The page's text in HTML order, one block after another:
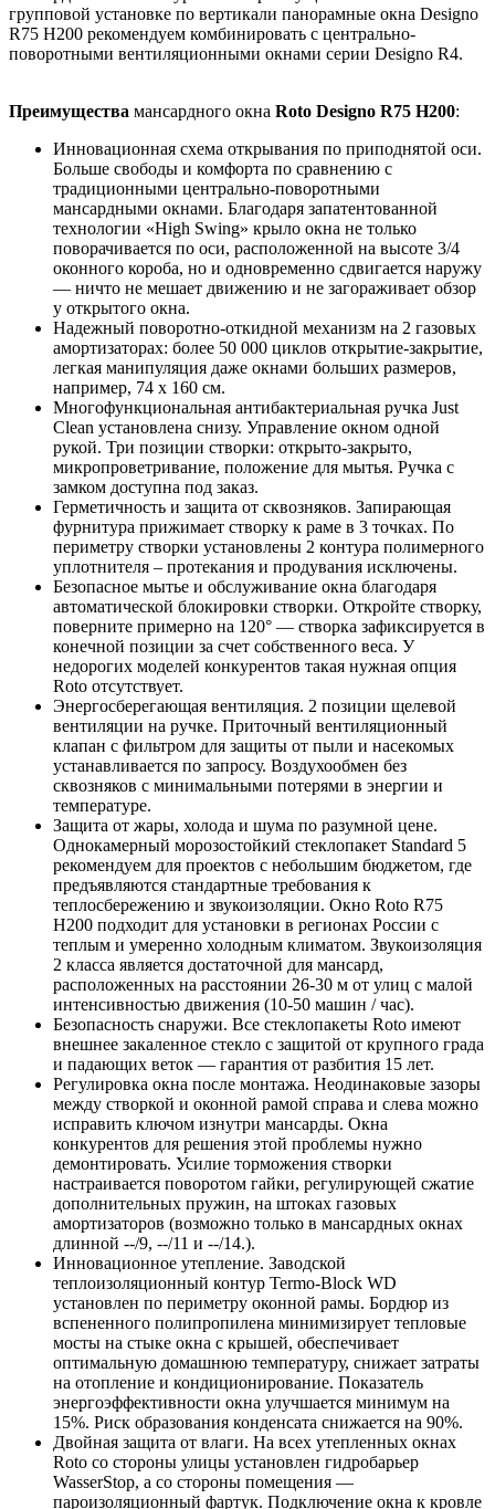
групповой установке по вертикали панорамные окна Designo
R75 H200 рекомендуем комбинировать с центрально-
поворотными вентиляционными окнами серии Designo R4.
Преимущества мансардного окна Roto Designo R75 H200:
Инновационная схема открывания по приподнятой оси.
Больше свободы и комфорта по сравнению с
традиционными центрально-поворотными
мансардными окнами. Благодаря запатентованной
технологии «High Swing» крыло окна не только
поворачивается по оси, расположенной на высоте 3/4
оконного короба, но и одновременно сдвигается наружу
— ничто не мешает движению и не загораживает обзор
у открытого окна.
Надежный поворотно-откидной механизм на 2 газовых
амортизаторах: более 50 000 циклов открытие-закрытие,
легкая манипуляция даже окнами больших размеров,
например, 74 х 160 см.
Многофункциональная антибактериальная ручка Just
Clean установлена снизу. Управление окном одной
рукой. Три позиции створки: открыто-закрыто,
микропроветривание, положение для мытья. Ручка с
замком доступна под заказ.
Герметичность и защита от сквозняков. Запирающая
фурнитура прижимает створку к раме в 3 точках. По
периметру створки установлены 2 контура полимерного
уплотнителя – протекания и продувания исключены.
Безопасное мытье и обслуживание окна благодаря
автоматической блокировки створки. Откройте створку,
поверните примерно на 120° — створка зафиксируется в
конечной позиции за счет собственного веса. У
недорогих моделей конкурентов такая нужная опция
Roto отсутствует.
Энергосберегающая вентиляция. 2 позиции щелевой
вентиляции на ручке. Приточный вентиляционный
клапан с фильтром для защиты от пыли и насекомых
устанавливается по запросу. Воздухообмен без
сквозняков с минимальными потерями в энергии и
температуре.
Защита от жары, холода и шума по разумной цене.
Однокамерный морозостойкий стеклопакет Standard 5
рекомендуем для проектов с небольшим бюджетом, где
предъявляются стандартные требования к
теплосбережению и звукоизоляции. Окно Roto R75
H200 подходит для установки в регионах России с
теплым и умеренно холодным климатом. Звукоизоляция
2 класса является достаточной для мансард,
расположенных на расстоянии 26-30 м от улиц с малой
интенсивностью движения (10-50 машин / час).
Безопасность снаружи. Все стеклопакеты Roto имеют
внешнее закаленное стекло с защитой от крупного града
и падающих веток — гарантия от разбития 15 лет.
Регулировка окна после монтажа. Неодинаковые зазоры
между створкой и оконной рамой справа и слева можно
исправить ключом изнутри мансарды. Окна
конкурентов для решения этой проблемы нужно
демонтировать. Усилие торможения створки
настраивается поворотом гайки, регулирующей сжатие
дополнительных пружин, на штоках газовых
амортизаторов (возможно только в мансардных окнах
длинной --/9, --/11 и --/14.).
Инновационное утепление. Заводской
теплоизоляционный контур Termo-Block WD
установлен по периметру оконной рамы. Бордюр из
вспененного полипропилена минимизирует тепловые
мосты на стыке окна с крышей, обеспечивает
оптимальную домашнюю температуру, снижает затраты
на отопление и кондиционирование. Показатель
энергоэффективности окна улучшается минимум на
15%. Риск образования конденсата снижается на 90%.
Двойная защита от влаги. На всех утепленных окнах
Roto со стороны улицы установлен гидробарьер
WasserStop, а со стороны помещения —
пароизоляционный фартук. Подключение окна к кровле